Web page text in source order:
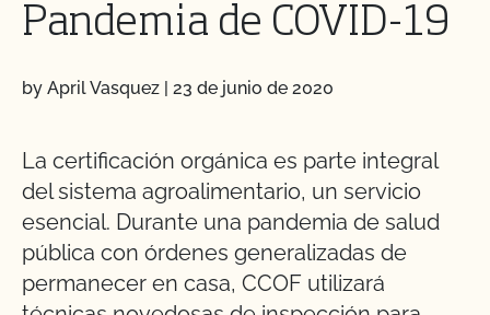
Pandemia de COVID-19
by April Vasquez | 23 de junio de 2020
La certificación orgánica es parte integral
del sistema agroalimentario, un servicio
esencial. Durante una pandemia de salud
pública con órdenes generalizadas de
permanecer en casa, CCOF utilizará